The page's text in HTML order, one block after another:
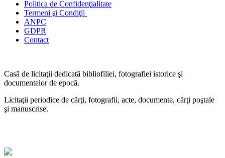
Politica de Confidenţialitate
Termeni şi Condiţii
ANPC
GDPR
Contact
Casă de licitaţii dedicată bibliofiliei, fotografiei istorice şi
documentelor de epocă.
Licitaţii periodice de cărţi, fotografii, acte, documente, cărţi poştale
şi manuscrise.